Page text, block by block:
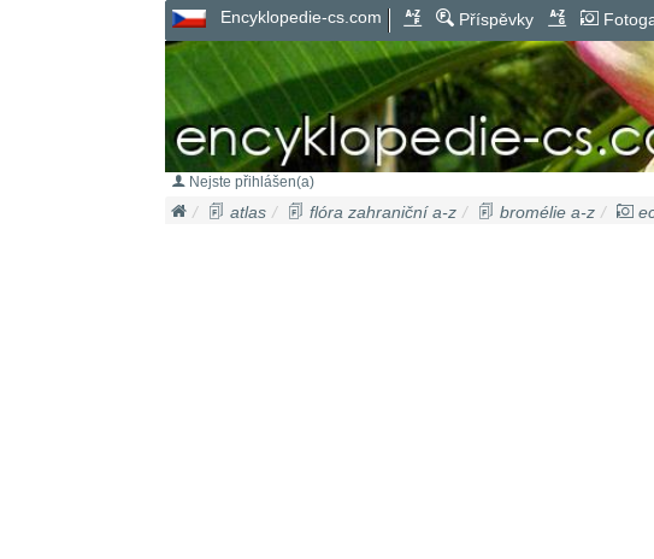
Encyklopedie-cs.com Příspěvky
Nejste přihlášen(a)
atlas flóra zahraniční a-z bromélie a-z